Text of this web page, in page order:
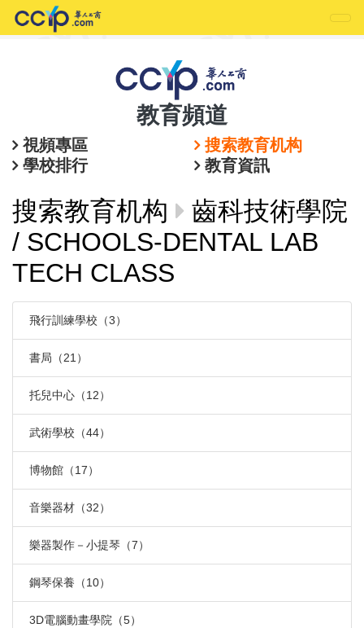
教育頻道
視頻專區
搜索教育机构
學校排行
教育資訊
搜索教育机构
齒科技術學院
/ SCHOOLS-DENTAL LAB
TECH CLASS
飛行訓練學校（3）
書局（21）
托兒中心（12）
武術學校（44）
博物館（17）
音樂器材（32）
樂器製作－小提琴（7）
鋼琴保養（10）
3D電腦動畫學院（5）